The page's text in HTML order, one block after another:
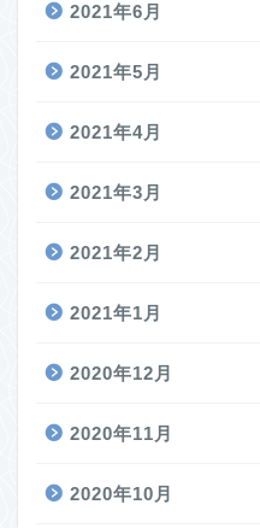
2021年6月
2021年5月
2021年4月
2021年3月
2021年2月
2021年1月
2020年12月
2020年11月
2020年10月